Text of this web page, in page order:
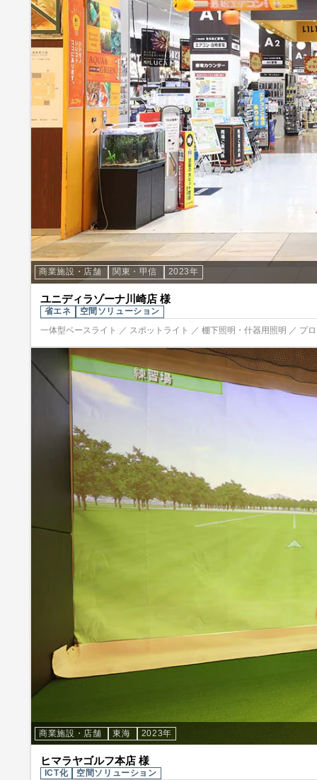
商業施設・店舗 関東・甲信 2023年
ユニディラゾーナ川崎店 様
省エネ
空間ソリューション
一体型ベースライト ／ スポットライト ／ 棚下照明・什器用照明 ／ プ
商業施設・店舗 東海 2023年
ヒマラヤゴルフ本店 様
ICT化
空間ソリューション